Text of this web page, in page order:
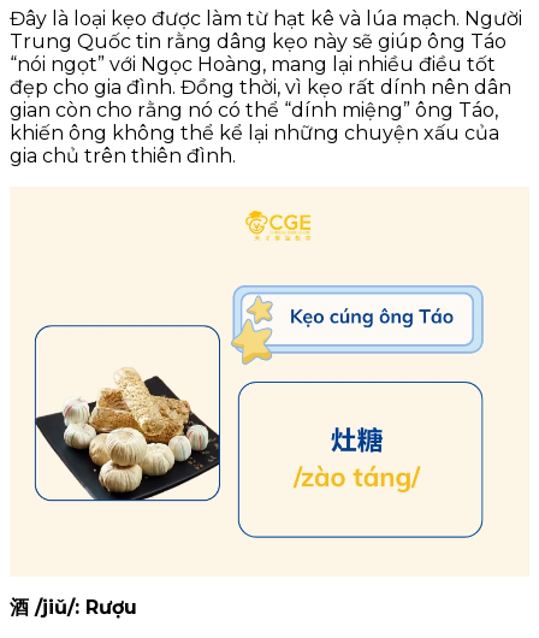
Đây là loại kẹo được làm từ hạt kê và lúa mạch. Người
Trung Quốc tin rằng dâng kẹo này sẽ giúp ông Táo
“nói ngọt” với Ngọc Hoàng, mang lại nhiều điều tốt
đẹp cho gia đình. Đồng thời, vì kẹo rất dính nên dân
gian còn cho rằng nó có thể “dính miệng” ông Táo,
khiến ông không thể kể lại những chuyện xấu của
gia chủ trên thiên đình.
酒 /jiǔ/: Rượu